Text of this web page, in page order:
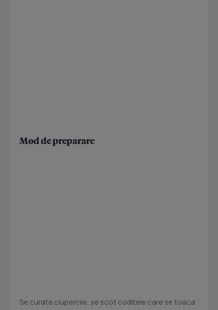
Mod de preparare
Se curata ciupercile, se scot coditele care se toaca